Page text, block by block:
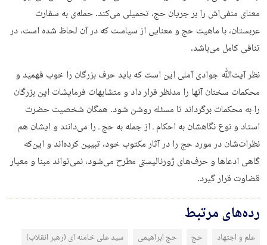
معنای منفی‌اش را بر جریان حج، تحمیلی می‌کند. حمله‌ی به سفارت
عربستان، با ماهیت حج و معنایی از سیاست که در آن لحاظ شده است، در
تنافی کامل می‌باشد.
نظر آیت‌ﷲ جوادی آملی این است که باید حرف بزرگان را خوب فهمید و
محکمات سخنان آنها را مدنظر قرار داد و متشابهات فرمایشات این بزرگان
را به محکمات برگرداند تا مسئله روشن شود. همگان شخصیت حضرت
استاد و نوع نگاهشان به احکام ـ از جمله به حج ـ را می‌دانند و ایشان هم
نظرات‌شان در مورد حج را در آثار مکتوب خود، تبیین کرده‌اند و این‌که
گاهی ادعاها و حرف‌های ژورنالیستی مطرح می‌شود، نمی‌تواند مبنا و معیار
قضاوت قرار گیرد.
رده‌های مرتبط
علم و اجتهاد حج حج ابراهیمی
سید علی خامنه ای (رهبر انقلاب)